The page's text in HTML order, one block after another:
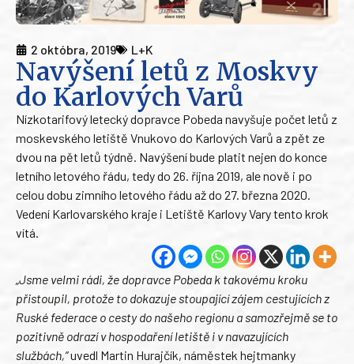
2 októbra, 2019 L+K
Navýšení letů z Moskvy
do Karlových Varů
Nízkotarifový letecký dopravce Pobeda navyšuje počet letů z
moskevského letiště Vnukovo do Karlových Varů a zpět ze
dvou na pět letů týdně. Navýšení bude platit nejen do konce
letního letového řádu, tedy do 26. října 2019, ale nově i po
celou dobu zimního letového řádu až do 27. března 2020.
Vedení Karlovarského kraje i Letiště Karlovy Vary tento krok
vítá.
„Jsme velmi rádi, že dopravce Pobeda k takovému kroku
přistoupil, protože to dokazuje stoupající zájem cestujících z
Ruské federace o cesty do našeho regionu a samozřejmě se to
pozitivně odrazí v hospodaření letiště i v navazujících
službách,“uvedl Martin Hurajčík, náměstek hejtmanky